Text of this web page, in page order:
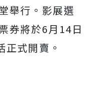
舉行。 影展選
券將於6月14日
式開賣。